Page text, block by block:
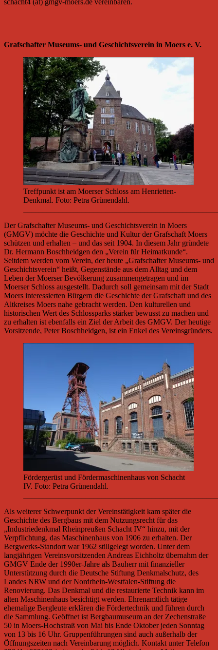
schacht4 (at) gmgv-moers.de vereinbaren.
Grafschafter Museums- und Geschichtsverein in Moers e. V.
Treffpunkt ist am Moerser Schloss am Henrietten-
Denkmal. Foto: Petra Grünendahl.
Der Grafschafter Museums- und Geschichtsverein in Moers
(GMGV) möchte die Geschichte und Kultur der Grafschaft Moers
schützen und erhalten – und das seit 1904. In diesem Jahr gründete
Dr. Hermann Boschheidgen den „Verein für Heimatkunde“.
Seitdem werden vom Verein, der heute „Grafschafter Museums- und
Geschichtsverein“ heißt, Gegenstände aus dem Alltag und dem
Leben der Moerser Bevölkerung zusammengetragen und im
Moerser Schloss ausgestellt. Dadurch soll gemeinsam mit der Stadt
Moers interessierten Bürgern die Geschichte der Grafschaft und des
Altkreises Moers nahe gebracht werden. Den kulturellen und
historischen Wert des Schlossparks stärker bewusst zu machen und
zu erhalten ist ebenfalls ein Ziel der Arbeit des GMGV. Der heutige
Vorsitzende, Peter Boschheidgen, ist ein Enkel des Vereinsgründers.
Fördergerüst und Fördermaschinenhaus von Schacht
IV. Foto: Petra Grünendahl.
Als weiterer Schwerpunkt der Vereinstätigkeit kam später die
Geschichte des Bergbaus mit dem Nutzungsrecht für das
„Industriedenkmal Rheinpreußen Schacht IV“ hinzu, mit der
Verpflichtung, das Maschinenhaus von 1906 zu erhalten. Der
Bergwerks-Standort war 1962 stillgelegt worden. Unter dem
langjährigen Vereinsvorsitzenden Andreas Eichholtz übernahm der
GMGV Ende der 1990er-Jahre als Bauherr mit finanzieller
Unterstützung durch die Deutsche Stiftung Denkmalschutz, des
Landes NRW und der Nordrhein-Westfalen-Stiftung die
Renovierung. Das Denkmal und die restaurierte Technik kann im
alten Maschinenhaus besichtigt werden. Ehrenamtlich tätige
ehemalige Bergleute erklären die Fördertechnik und führen durch
die Sammlung. Geöffnet ist Bergbaumuseum an der Zechenstraße
50 in Moers-Hochstraß von Mai bis Ende Oktober jeden Sonntag
von 13 bis 16 Uhr. Gruppenführungen sind auch außerhalb der
Öffnungszeiten nach Vereinbarung möglich. Kontakt unter Telefon